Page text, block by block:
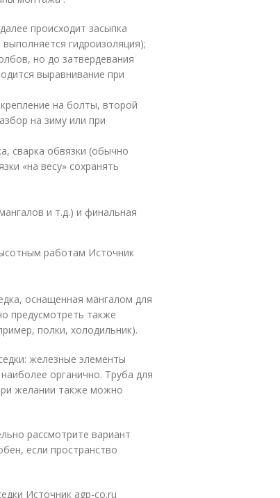
происходит засыпка
гидроизоляция);
но до затвердевания
выравнивание при
на болты, второй
на зиму или при
сварка обвязки (обычно
«на весу» сохранять
и т.д.) и финальная
работам Источник
оснащенная мангалом для
предусмотреть также
полки, холодильник).
железные элементы
органично. Труба для
желании также можно
рассмотрите вариант
если пространство
Источник agp-co.ru